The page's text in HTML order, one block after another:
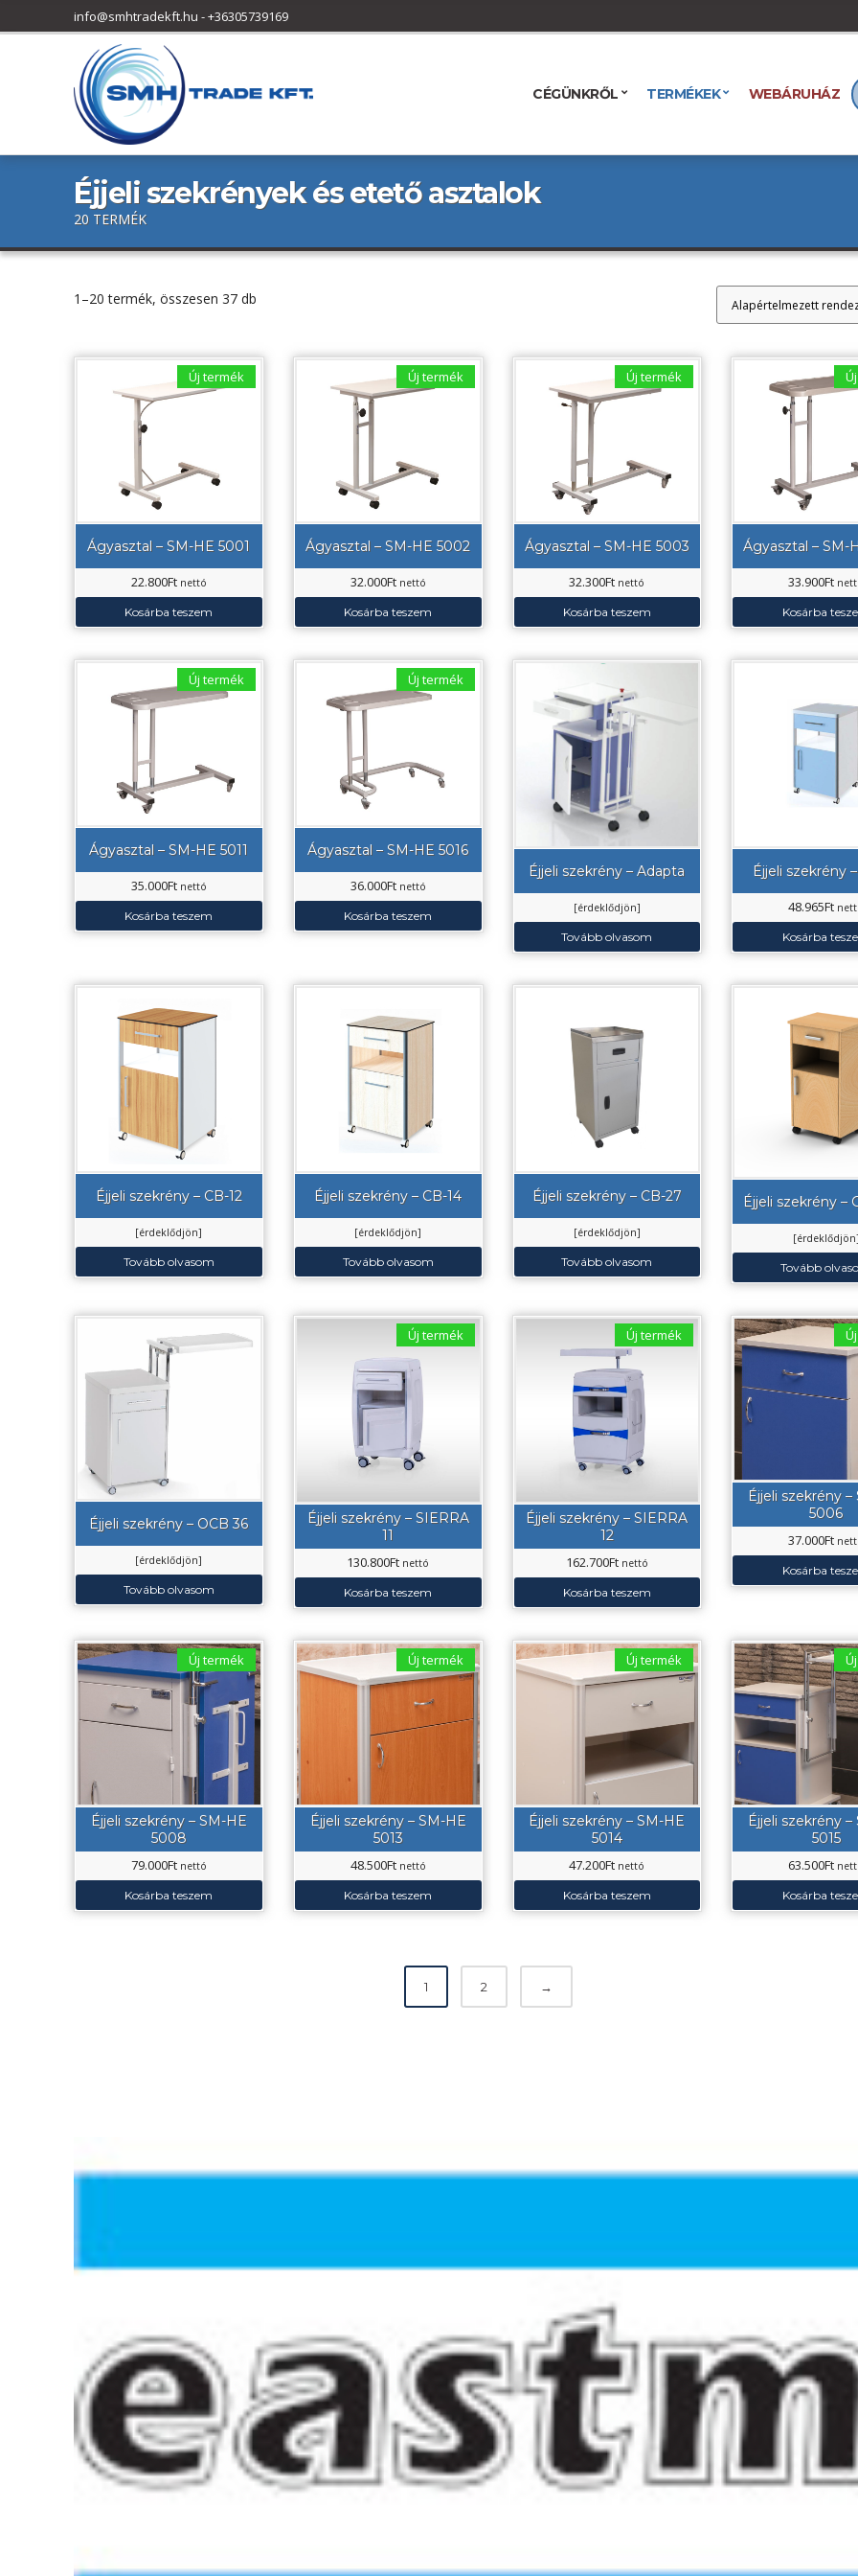
info@smhtradekft.hu -+36305739169
f
CÉGÜNKRŐL TERMÉKEK WEBÁRUHÁZ
Éjjeli szekrények és etető asztalok
20 TERMÉK
1–20 termék, összesen 37 db
Új termék
Ágyasztal – SM-HE 5001
22.800Ft nettó
Kosárba teszem
Új termék
Ágyasztal – SM-HE 5002
32.000Ft nettó
Kosárba teszem
Új termék
Ágyasztal – SM-HE 5003
32.300Ft nettó
Kosárba teszem
Ágyasztal – SM-
33.900Ft
Kosárba
Új termék
Ágyasztal – SM-HE 5011
35.000Ft nettó
Kosárba teszem
Új termék
Ágyasztal – SM-HE 5016
36.000Ft nettó
Kosárba teszem
Éjjeli szekrény – Adapta
[érdeklődjön]
Tovább olvasom
Éjjeli szekrény
48.965Ft
Kosárba
Éjjeli szekrény – CB-12
[érdeklődjön]
Tovább olvasom
Éjjeli szekrény – CB-14
[érdeklődjön]
Tovább olvasom
Éjjeli szekrény – CB-27
[érdeklődjön]
Tovább olvasom
Éjjeli szekrény –
[érdeklődjön]
Tovább
Éjjeli szekrény – OCB 36
[érdeklődjön]
Tovább olvasom
Új termék
Éjjeli szekrény – SIERRA
11
130.800Ft nettó
Kosárba teszem
Új termék
Éjjeli szekrény – SIERRA
12
162.700Ft nettó
Kosárba teszem
Éjjeli szekrény –
5006
37.000Ft
Kosárba
Új termék
Éjjeli szekrény – SM-HE
5008
79.000Ft nettó
Kosárba teszem
Új termék
Éjjeli szekrény – SM-HE
5013
48.500Ft nettó
Kosárba teszem
Új termék
Éjjeli szekrény – SM-HE
5014
47.200Ft nettó
Kosárba teszem
Éjjeli szekrény –
5015
63.500Ft
Kosárba
1 2 →